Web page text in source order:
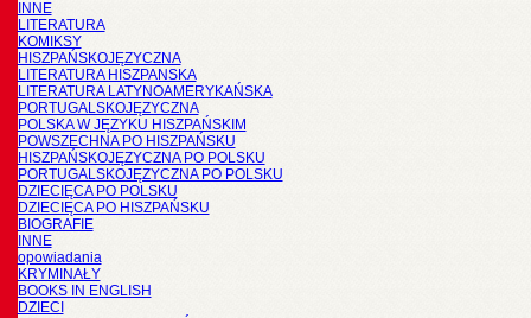
INNE
LITERATURA
KOMIKSY
HISZPAŃSKOJĘZYCZNA
LITERATURA HISZPANSKA
LITERATURA LATYNOAMERYKAŃSKA
PORTUGALSKOJĘZYCZNA
POLSKA W JĘZYKU HISZPAŃSKIM
POWSZECHNA PO HISZPAŃSKU
HISZPAŃSKOJĘZYCZNA PO POLSKU
PORTUGALSKOJĘZYCZNA PO POLSKU
DZIECIĘCA PO POLSKU
DZIECIĘCA PO HISZPAŃSKU
BIOGRAFIE
INNE
opowiadania
KRYMINAŁY
BOOKS IN ENGLISH
DZIECI